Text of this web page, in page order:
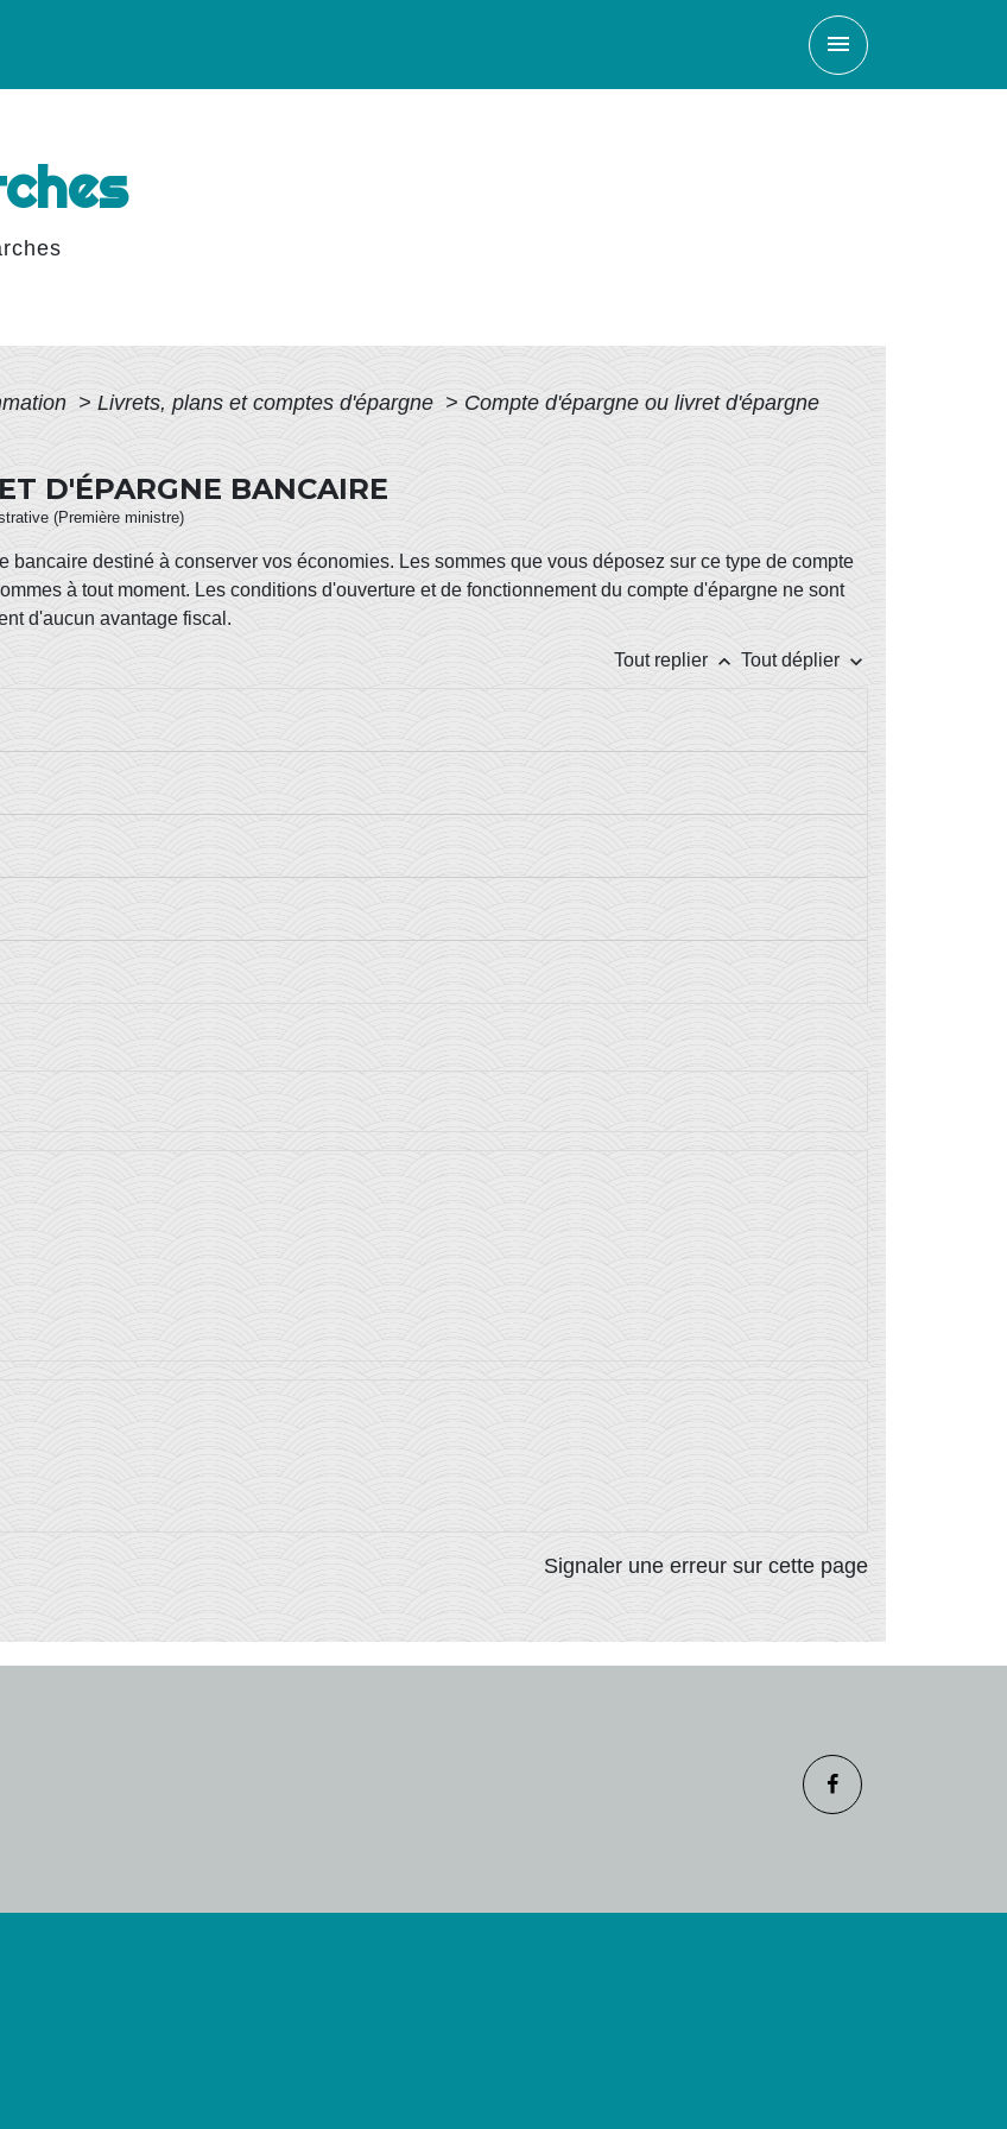
menu
> Livrets, plans et comptes d'épargne > Compte d'épargne ou livret d'épargne
D'ÉPARGNE BANCAIRE
(Première ministre)
bancaire destiné à conserver vos économies. Les sommes que vous déposez sur ce type de compte
à tout moment. Les conditions d'ouverture et de fonctionnement du compte d'épargne ne sont
d'aucun avantage fiscal.
Tout replier keyboard_arrow_up Tout déplier keyboard_arrow_down
Signaler une erreur sur cette page